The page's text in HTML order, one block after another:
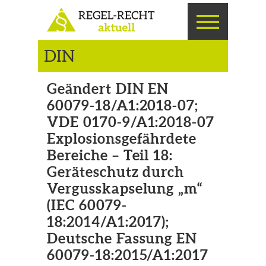
DIN
Geändert DIN EN
60079-18/A1:2018-07;
VDE 0170-9/A1:2018-07
Explosionsgefährdete
Bereiche – Teil 18:
Geräteschutz durch
Vergusskapselung „m“
(IEC 60079-
18:2014/A1:2017);
Deutsche Fassung EN
60079-18:2015/A1:2017